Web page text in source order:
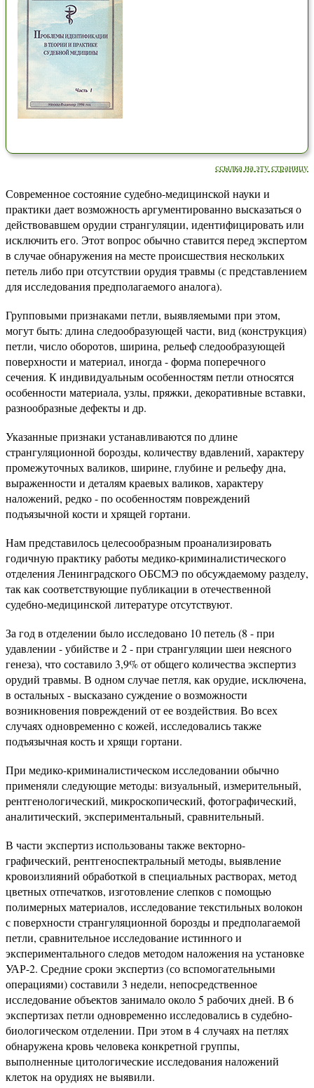
ссылка на эту страницу
Современное состояние судебно-медицинской науки и
практики дает возможность аргументированно высказаться о
действовавшем орудии странгуляции, идентифицировать или
исключить его. Этот вопрос обычно ставится перед экспертом
в случае обнаружения на месте происшествия нескольких
петель либо при отсутствии орудия травмы (с представлением
для исследования предполагаемого аналога).
Групповыми признаками петли, выявляемыми при этом,
могут быть: длина следообразующей части, вид (конструкция)
петли, число оборотов, ширина, рельеф следообразующей
поверхности и материал, иногда - форма поперечного
сечения. К индивидуальным особенностям петли относятся
особенности материала, узлы, пряжки, декоративные вставки,
разнообразные дефекты и др.
Указанные признаки устанавливаются по длине
странгуляционной борозды, количеству вдавлений, характеру
промежуточных валиков, ширине, глубине и рельефу дна,
выраженности и деталям краевых валиков, характеру
наложений, редко - по особенностям повреждений
подъязычной кости и хрящей гортани.
Нам представилось целесообразным проанализировать
годичную практику работы медико-криминалистического
отделения Ленинградского ОБСМЭ по обсуждаемому разделу,
так как соответствующие публикации в отечественной
судебно-медицинской литературе отсутствуют.
За год в отделении было исследовано 10 петель (8 - при
удавлении - убийстве и 2 - при странгуляции шеи неясного
генеза), что составило 3,9% от общего количества экспертиз
орудий травмы. В одном случае петля, как орудие, исключена,
в остальных - высказано суждение о возможности
возникновения повреждений от ее воздействия. Во всех
случаях одновременно с кожей, исследовались также
подъязычная кость и хрящи гортани.
При медико-криминалистическом исследовании обычно
применяли следующие методы: визуальный, измерительный,
рентгенологический, микроскопический, фотографический,
аналитический, экспериментальный, сравнительный.
В части экспертиз использованы также векторно-
графический, рентгеноспектральный методы, выявление
кровоизлияний обработкой в специальных растворах, метод
цветных отпечатков, изготовление слепков с помощью
полимерных материалов, исследование текстильных волокон
с поверхности странгуляционной борозды и предполагаемой
петли, сравнительное исследование истинного и
экспериментального следов методом наложения на установке
УАР-2. Средние сроки экспертиз (со вспомогательными
операциями) составили 3 недели, непосредственное
исследование объектов занимало около 5 рабочих дней. В 6
экспертизах петли одновременно исследовались в судебно-
биологическом отделении. При этом в 4 случаях на петлях
обнаружена кровь человека конкретной группы,
выполненные цитологические исследования наложений
клеток на орудиях не выявили.